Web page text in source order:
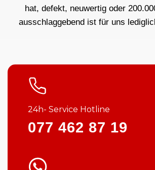
hat, defekt, neuwertig oder
ausschlaggebend ist für uns
24h- Service Hotline
077 462 87 19